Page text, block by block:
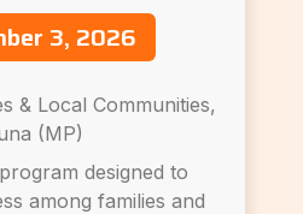
3, 2026
& Local Communities,
(MP)
designed to
among families and